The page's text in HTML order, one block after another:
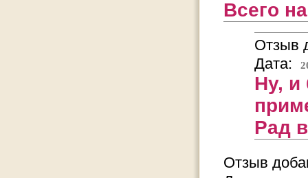
Всего
Отзыв
Дата:
Ну, и
Рад
Отзыв